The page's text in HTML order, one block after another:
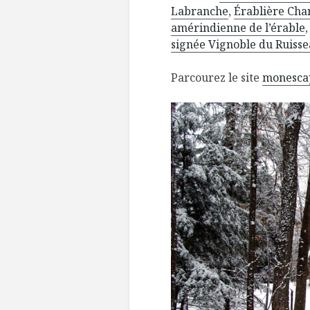
Labranche, Érablière
amérindienne de l’érable,
signée Vignoble du
Parcourez le site